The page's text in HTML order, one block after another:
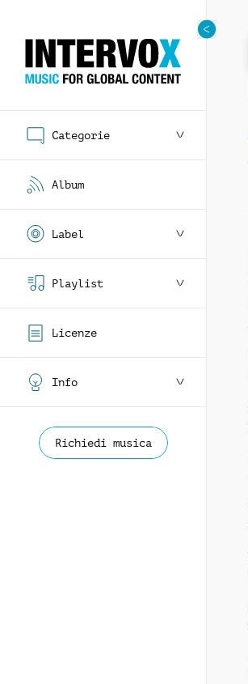
Categorie
Album
Label
Playlist
Licenze
Info
Richiedi musica